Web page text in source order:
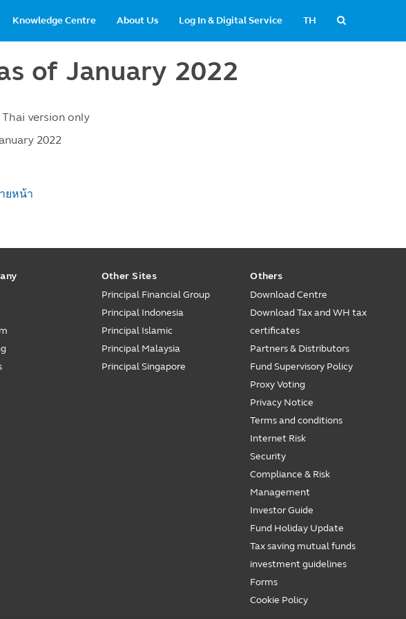
TH
Knowledge Centre About Us Log In & Digital Service
of January 2022
version only
2022
ยหน้า
Other Sites
Principal Financial Group
Principal Indonesia
Principal Islamic
Principal Malaysia
Principal Singapore
Others
Download Centre
Download Tax and WH tax
certificates
Partners & Distributors
Fund Supervisory Policy
Proxy Voting
Privacy Notice
Terms and conditions
Internet Risk
Security
Compliance & Risk
Management
Investor Guide
Fund Holiday Update
Tax saving mutual funds
investment guidelines
Forms
Cookie Policy